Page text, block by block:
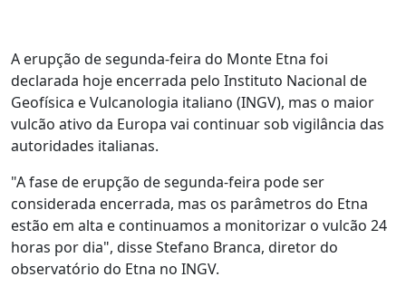
A erupção de segunda-feira do Monte Etna foi
declarada hoje encerrada pelo Instituto Nacional de
Geofísica e Vulcanologia italiano (INGV), mas o maior
vulcão ativo da Europa vai continuar sob vigilância das
autoridades italianas.
"A fase de erupção de segunda-feira pode ser
considerada encerrada, mas os parâmetros do Etna
estão em alta e continuamos a monitorizar o vulcão 24
horas por dia", disse Stefano Branca, diretor do
observatório do Etna no INGV.